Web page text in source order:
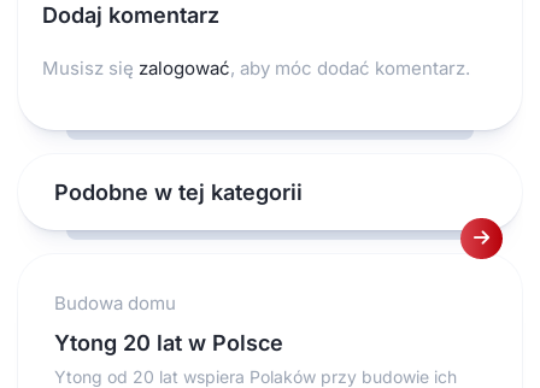
Dodaj komentarz
Musisz się zalogować, aby móc dodać komentarz.
Podobne w tej kategorii
Budowa domu
Ytong 20 lat w Polsce
Ytong od 20 lat wspiera Polaków przy budowie ich